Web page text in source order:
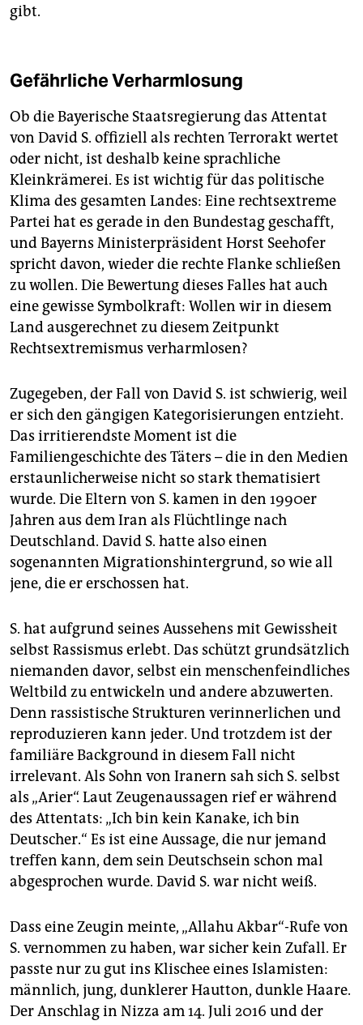
gibt.
Gefährliche Verharmlosung
Ob die Bayerische Staatsregierung das Attentat
von David S. offiziell als rechten Terrorakt wertet
oder nicht, ist deshalb keine sprachliche
Kleinkrämerei. Es ist wichtig für das politische
Klima des gesamten Landes: Eine rechtsextreme
Partei hat es gerade in den Bundestag geschafft,
und Bayerns Ministerpräsident Horst Seehofer
spricht davon, wieder die rechte Flanke schließen
zu wollen. Die Bewertung dieses Falles hat auch
eine gewisse Symbolkraft: Wollen wir in diesem
Land ausgerechnet zu diesem Zeitpunkt
Rechtsextremismus verharmlosen?
Zugegeben, der Fall von David S. ist schwierig, weil
er sich den gängigen Kategorisierungen entzieht.
Das irritierendste Moment ist die
Familiengeschichte des Täters – die in den Medien
erstaunlicherweise nicht so stark thematisiert
wurde. Die Eltern von S. kamen in den 1990er
Jahren aus dem Iran als Flüchtlinge nach
Deutschland. David S. hatte also einen
sogenannten Migrationshintergrund, so wie all
jene, die er erschossen hat.
S. hat aufgrund seines Aussehens mit Gewissheit
selbst Rassismus erlebt. Das schützt grundsätzlich
niemanden davor, selbst ein menschenfeindliches
Weltbild zu entwickeln und andere abzuwerten.
Denn rassistische Strukturen verinnerlichen und
reproduzieren kann jeder. Und trotzdem ist der
familiäre Background in diesem Fall nicht
irrelevant. Als Sohn von Iranern sah sich S. selbst
als „Arier“. Laut Zeugenaussagen rief er während
des Attentats: „Ich bin kein Kanake, ich bin
Deutscher.“ Es ist eine Aussage, die nur jemand
treffen kann, dem sein Deutschsein schon mal
abgesprochen wurde. David S. war nicht weiß.
Dass eine Zeugin meinte, „Allahu Akbar“-Rufe von
S. vernommen zu haben, war sicher kein Zufall. Er
passte nur zu gut ins Klischee eines Islamisten:
männlich, jung, dunklerer Hautton, dunkle Haare.
Der Anschlag in Nizza am 14. Juli 2016 und der